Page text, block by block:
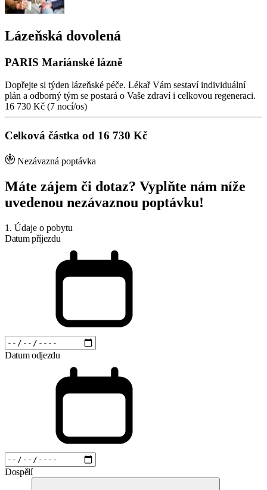
Lázeňská dovolená
PARIS Mariánské lázně
Dopřejte si týden lázeňské péče. Lékař Vám sestaví individuální
plán a odborný tým se postará o Vaše zdraví i celkovou regeneraci.
16 730 Kč (7 nocí/os)
Celková částka od 16 730 Kč
Nezávazná poptávka
Máte zájem či dotaz? Vyplňte nám níže
uvedenou nezávaznou poptávku!
1. Údaje o pobytu
Datum příjezdu
Datum odjezdu
Dospělí